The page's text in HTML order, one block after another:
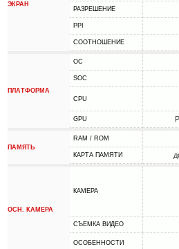
ЭКРАН
РАЗРЕШЕНИЕ
PPI
СООТНОШЕНИЕ
ПЛАТФОРМА
ОС
SOC
CPU
GPU
ПАМЯТЬ
RAM / ROM
КАРТА ПАМЯТИ
ОСН. КАМЕРА
КАМЕРА
СЪЕМКА ВИДЕО
ОСОБЕННОСТИ